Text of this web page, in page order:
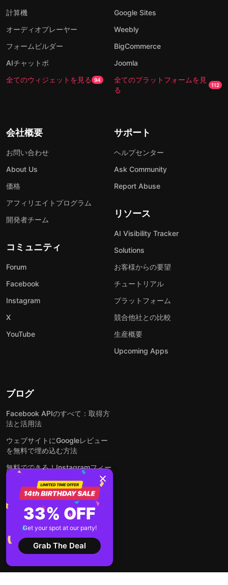
計算機
オーディオプレーヤー
フォームビルダー
AIチャットボ
全てのウィジェットを見る 94
Google Sites
Weebly
BigCommerce
Joomla
全てのプラットフォームを見
る
112
会社概要
お問い合わせ
About Us
価格
アフィリエイトプログラム
開発者チーム
コミュニティ
Forum
Facebook
Instagram
X
YouTube
サポート
ヘルプセンター
Ask Community
Report Abuse
リソース
AI Visibility Tracker
Solutions
お客様からの要望
チュートリアル
プラットフォーム
競合他社との比較
生産概要
Upcoming Apps
ブログ
Facebook APIのすべて：取得方
法と活用法
ウェブサイトにGoogleレビュー
を無料で埋め込む方法
無料でできる！Instagramフィー
ドをウェブサイトに埋め込む方法
どんなウェブサイトにも無料でフ
ォームを埋め込む方法
WordPressサイトにLinkedInフ
ィードを埋め込む方法は？
全ての投稿を見る
33% OFF
Get your spot at our party!
Grab The Deal